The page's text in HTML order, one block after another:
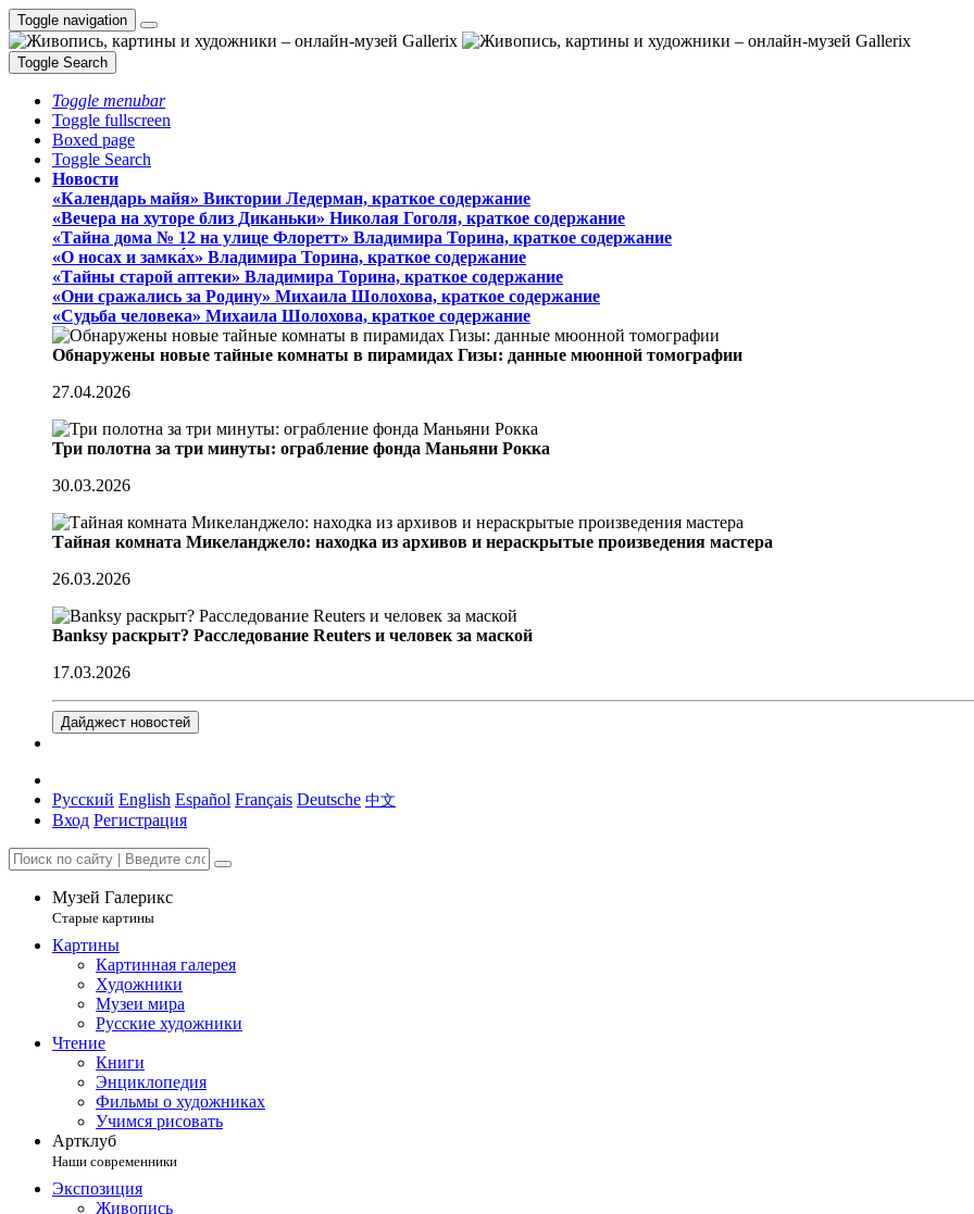
Toggle navigation
Toggle Search
Toggle menubar
Toggle fullscreen
Boxed page
Toggle Search
Новости
«Календарь майя» Виктории Ледерман, краткое содержание
«Вечера на хуторе близ Диканьки» Николая Гоголя, краткое содержание
«Тайна дома № 12 на улице Флоретт» Владимира Торина, краткое содержание
«О носах и замка́х» Владимира Торина, краткое содержание
«Тайны старой аптеки» Владимира Торина, краткое содержание
«Они сражались за Родину» Михаила Шолохова, краткое содержание
«Судьба человека» Михаила Шолохова, краткое содержание
Обнаружены новые тайные комнаты в пирамидах Гизы: данные мюонной томографии
27.04.2026
Три полотна за три минуты: ограбление фонда Маньяни Рокка
30.03.2026
Тайная комната Микеланджело: находка из архивов и нераскрытые произведения мастера
26.03.2026
Banksy раскрыт? Расследование Reuters и человек за маской
17.03.2026
Дайджест новостей
Русский English Español Français Deutsche 中文
Вход Регистрация
Музей Галерикс
Старые картины
Картины
Картинная галерея
Художники
Музеи мира
Русские художники
Чтение
Книги
Энциклопедия
Фильмы о художниках
Учимся рисовать
Артклуб
Наши современники
Экспозиция
Живопись